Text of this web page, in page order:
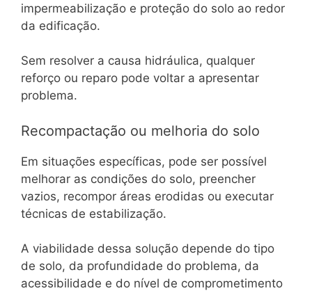
impermeabilização e proteção do solo ao redor
da edificação.
Sem resolver a causa hidráulica, qualquer
reforço ou reparo pode voltar a apresentar
problema.
Recompactação ou melhoria do solo
Em situações específicas, pode ser possível
melhorar as condições do solo, preencher
vazios, recompor áreas erodidas ou executar
técnicas de estabilização.
A viabilidade dessa solução depende do tipo
de solo, da profundidade do problema, da
acessibilidade e do nível de comprometimento